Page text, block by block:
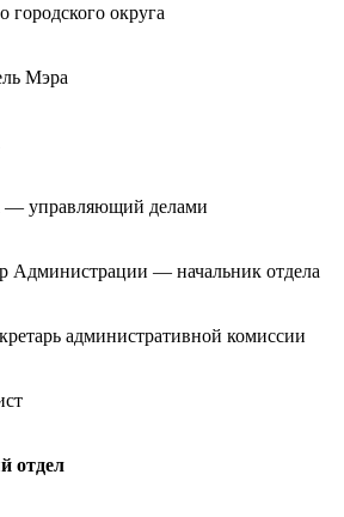
городского округа
Мэра
— управляющий делами
Администрации — начальник отдела
административной комиссии
отдел